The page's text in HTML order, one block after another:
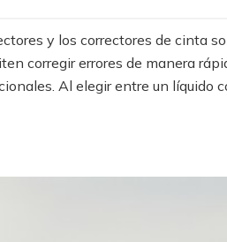
y los correctores de cinta
corregir errores de manera
Al elegir entre un líquido